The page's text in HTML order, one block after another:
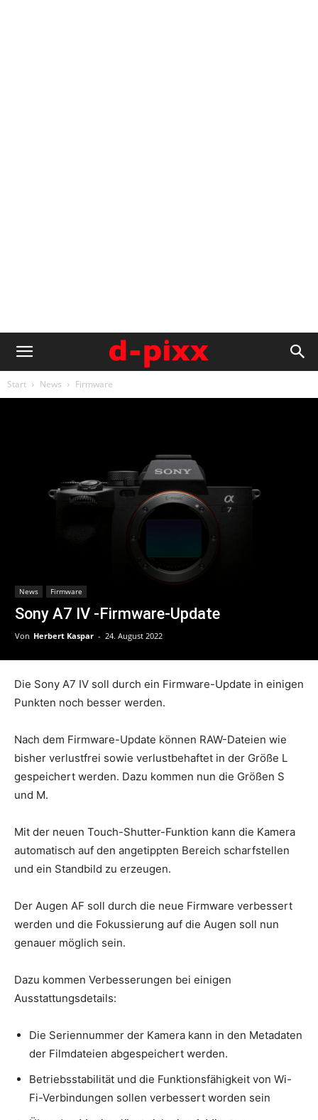
Start News Firmware
News Firmware
Sony A7 IV -Firmware-Update
Von Herbert Kaspar - 24. August 2022
Die Sony A7 IV soll durch ein Firmware-Update in einigen
Punkten noch besser werden.
Nach dem Firmware-Update können RAW-Dateien wie
bisher verlustfrei sowie verlustbehaftet in der Größe L
gespeichert werden. Dazu kommen nun die Größen S
und M.
Mit der neuen Touch-Shutter-Funktion kann die Kamera
automatisch auf den angetippten Bereich scharfstellen
und ein Standbild zu erzeugen.
Der Augen AF soll durch die neue Firmware verbessert
werden und die Fokussierung auf die Augen soll nun
genauer möglich sein.
Dazu kommen Verbesserungen bei einigen
Ausstattungsdetails:
Die Seriennummer der Kamera kann in den Metadaten
der Filmdateien abgespeichert werden.
Betriebsstabilität und die Funktionsfähigkeit von Wi-
Fi-Verbindungen sollen verbessert worden sein